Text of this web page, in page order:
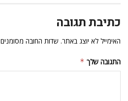
כתיבת תגובה
האימייל לא יוצג באתר. שדות החובה מסומנים
התגובה שלך *